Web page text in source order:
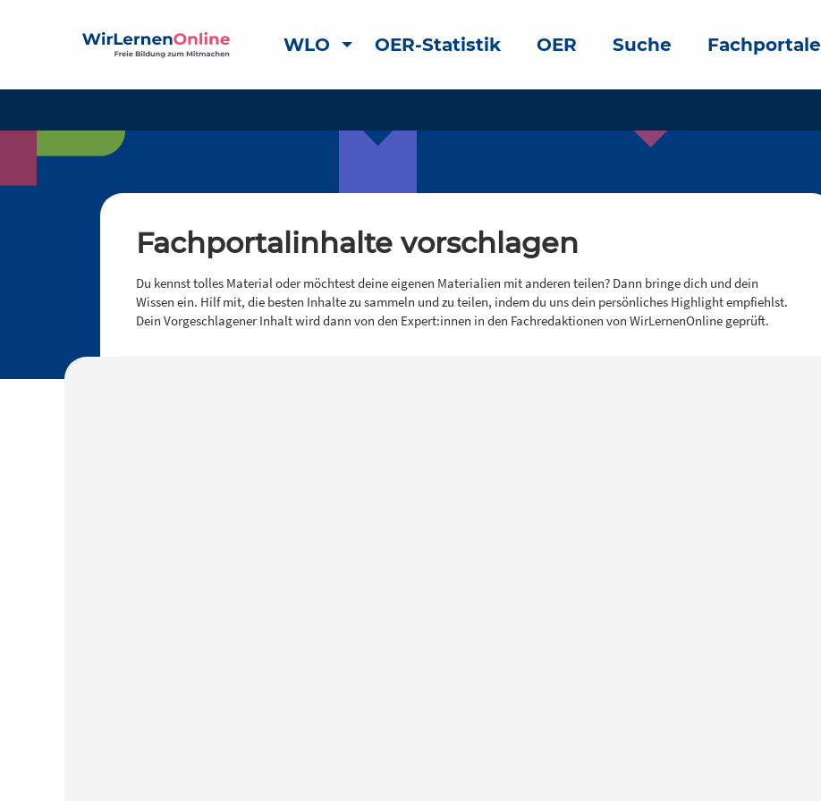
WLO OER-Statistik OER Suche Fachportale
Fachportalinhalte vorschlagen
Du kennst tolles Material oder möchtest deine eigenen Materialien mit anderen teilen? Dann bringe dich und dein
Wissen ein. Hilf mit, die besten Inhalte zu sammeln und zu teilen, indem du uns dein persönliches Highlight empfiehlst.
Dein Vorgeschlagener Inhalt wird dann von den Expert:innen in den Fachredaktionen von WirLernenOnline geprüft.